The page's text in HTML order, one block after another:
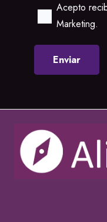
Acepto
Marketing.